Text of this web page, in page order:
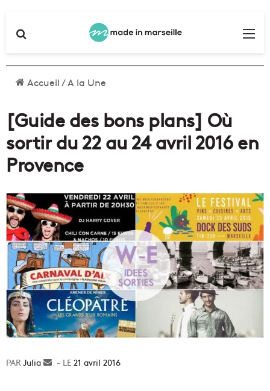
Accueil/A la Une
[Guide des bons plans] Où
sortir du 22 au 24 avril 2016 en
Provence
Julia
Envoyer21 avril 2016